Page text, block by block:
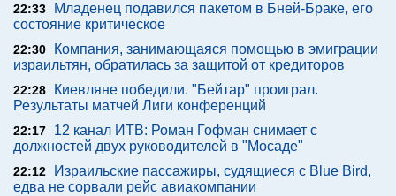
22:33
Младенец подавился пакетом в Бней-Браке, его
состояние критическое
22:30
Компания, занимающаяся помощью в эмиграции
израильтян, обратилась за защитой от кредиторов
22:28
Киевляне победили. "Бейтар" проиграл.
Результаты матчей Лиги конференций
22:17
12 канал ИТВ: Роман Гофман снимает с
должностей двух руководителей в "Мосаде"
22:12
Израильские пассажиры, судящиеся с Blue Bird,
едва не сорвали рейс авиакомпании